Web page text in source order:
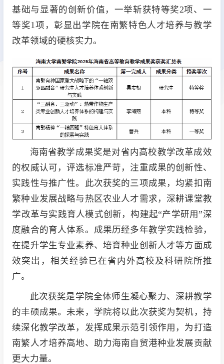
基础与显著的创新价值，一举斩获特等奖2项、一
等奖1项，彰显出学院在南繁特色人才培养与教学
改革领域的硬核实力。
海南省教学成果奖是对省内高校教学改革成效
的权威认可，评选标准严苛，注重成果的创新性、
实践性与推广性。此次获奖的三项成果，均紧扣南
繁种业发展战略与热区农业人才需求，深耕课堂教
学改革与实践育人模式创新，构建起“产学研用”深
度融合的育人体系。成果历经多年教学实践检验，
在提升学生专业素养、培育种业创新人才等方面成
效突出，相关经验已在省内外高校及科研院所推
广。
此次获奖是学院全体师生凝心聚力、深耕教学
的丰硕成果。未来，学院将以此次获奖为契机，持
续深化教学改革，发挥成果示范引领作用，为打造
南繁人才培养高地、助力海南自贸港种业发展贡献
更大力量。